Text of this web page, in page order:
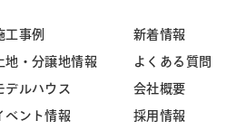
工事例
地・分譲地情報
デルハウス
ベント情報
新着情報
よくある質問
会社概要
採用情報